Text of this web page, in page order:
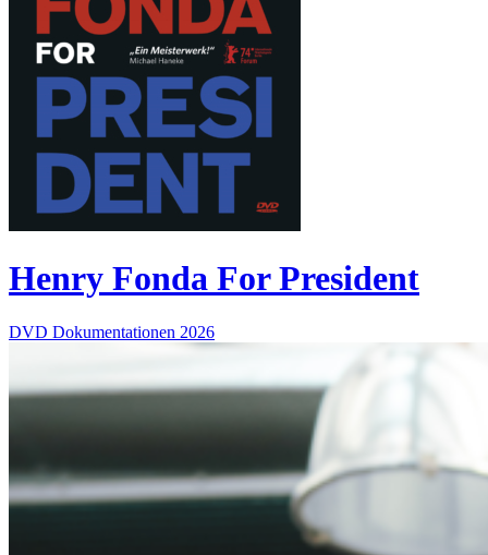
Henry Fonda For President
DVD Dokumentationen 2026